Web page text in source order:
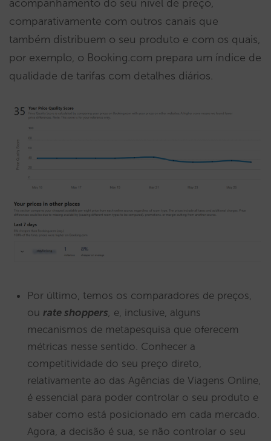
acompanhamento do seu nível de preço,
comparativamente com outros canais que
também distribuem o seu produto e com os quais,
por exemplo, o Booking.com prepara um índice de
qualidade de tarifas com detalhes diários.
Por último, temos os comparadores de preços,
ou rate shoppers e, inclusive, alguns
mecanismos de metapesquisa que oferecem
métricas nesse sentido. Conhecer a
competitividade do seu preço direto,
relativamente ao das Agências de Viagens Online,
é essencial para poder controlar o seu produto e
saber como está posicionado em cada mercado.
Agora, a decisão é sua, se não controlar o seu